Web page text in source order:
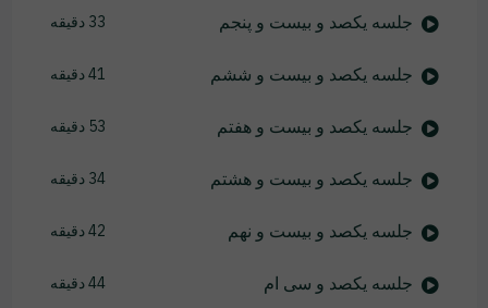
جلسه یکصد و بیست و پنجم 33 دقیقه
جلسه یکصد و بیست و ششم 41 دقیقه
جلسه یکصد و بیست و هفتم 53 دقیقه
جلسه یکصد و بیست و هشتم 34 دقیقه
جلسه یکصد و بیست و نهم 42 دقیقه
جلسه یکصد و سی ام 44 دقیقه